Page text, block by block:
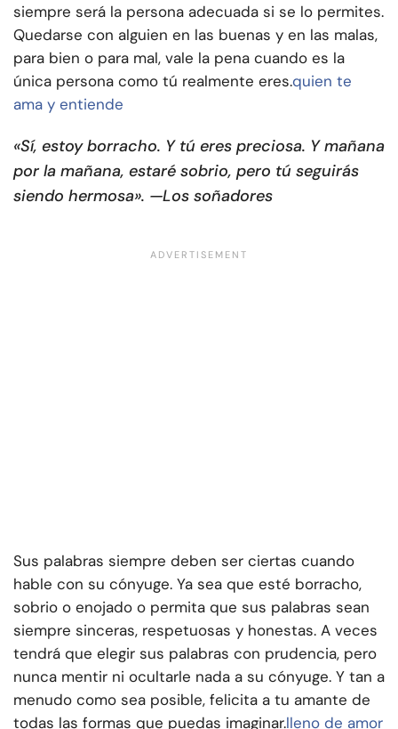
siempre será la persona adecuada si se lo permites.
Quedarse con alguien en las buenas y en las malas,
para bien o para mal, vale la pena cuando es la
única persona como tú realmente eres.quien te
ama y entiende
«Sí, estoy borracho. Y tú eres preciosa. Y mañana
por la mañana, estaré sobrio, pero tú seguirás
siendo hermosa». —Los soñadores
Sus palabras siempre deben ser ciertas cuando
hable con su cónyuge. Ya sea que esté borracho,
sobrio o enojado o permita que sus palabras sean
siempre sinceras, respetuosas y honestas. A veces
tendrá que elegir sus palabras con prudencia, pero
nunca mentir ni ocultarle nada a su cónyuge. Y tan a
menudo como sea posible, felicita a tu amante de
todas las formas que puedas imaginar.lleno de amor